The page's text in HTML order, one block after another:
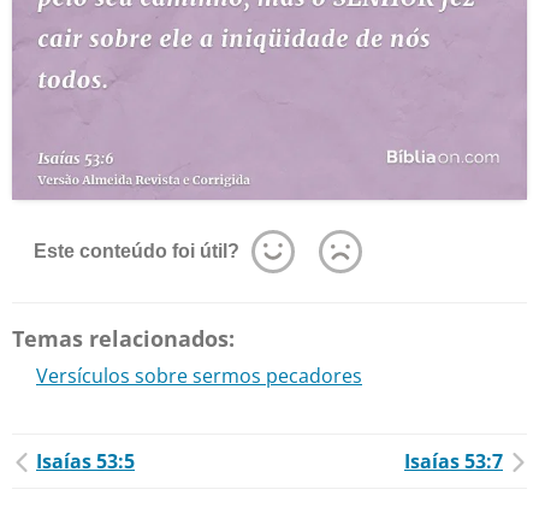
Este conteúdo foi útil?
Temas relacionados:
Versículos sobre sermos pecadores
Isaías 53:5 Isaías 53:7